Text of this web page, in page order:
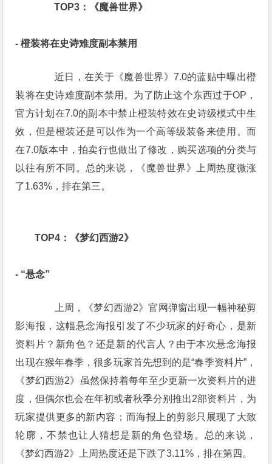
TOP3：《魔兽世界》
- 橙装将在史诗难度副本禁用
近日，在关于《魔兽世界》7.0的蓝贴中曝出橙
装将在史诗难度副本禁用。为了防止这个东西过于OP，
官方计划在7.0的副本中禁止橙装特效在史诗级模式中生
效，但是橙装还是可以作为一个高等级装备来使用。而
在7.0版本中，拍卖行也做出了修改，购买选项的分类与
以往有所不同。总的来说，《魔兽世界》上周热度微涨
了1.63%，排在第三。
TOP4：《梦幻西游2》
- “悬念”
上周，《梦幻西游2》官网弹窗出现一幅神秘剪
影海报，这幅悬念海报引发了不少玩家的好奇心，是新
资料片？新角色？还是新的代言人？由于本次悬念海报
出现在猴年春季，很多玩家首先想到的是“春季资料片”，
《梦幻西游2》虽然保持着每年至少更新一次资料片的进
度，但偶尔也会在年初或者秋季分别推出2部资料片，为
玩家提供更多的新内容；而海报上的剪影只展现了大致
轮廓，不禁也让人猜想是新的角色登场。总的来说，
《梦幻西游2》上周热度还是下跌了3.11%，排在第四。